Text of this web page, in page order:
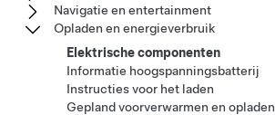
Navigatie en entertainment
Opladen en energieverbruik
Elektrische componenten
Informatie hoogspanningsbatterij
Instructies voor het laden
Gepland voorverwarmen en opladen